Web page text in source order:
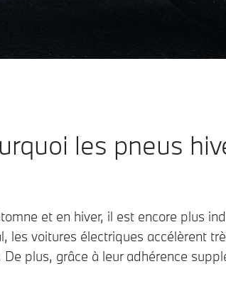
les pneus
et en hiver, il est encore plus
les voitures électriques accélèrent
De plus, grâce à leur adhérence